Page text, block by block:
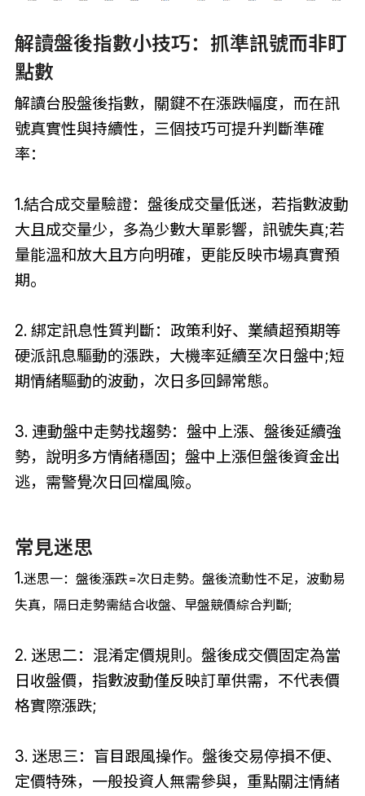
解讀盤後指數小技巧：抓準訊號而非盯
點數
解讀台股盤後指數，關鍵不在漲跌幅度，而在訊
號真實性與持續性，三個技巧可提升判斷準確
率：
1.結合成交量驗證：盤後成交量低迷，若指數波動
大且成交量少，多為少數大單影響，訊號失真;若
量能溫和放大且方向明確，更能反映市場真實預
期。
2. 綁定訊息性質判斷：政策利好、業績超預期等
硬派訊息驅動的漲跌，大機率延續至次日盤中;短
期情緒驅動的波動，次日多回歸常態。
3. 連動盤中走勢找趨勢：盤中上漲、盤後延續強
勢，說明多方情緒穩固；盤中上漲但盤後資金出
逃，需警覺次日回檔風險。
常見迷思
1.迷思一：盤後漲跌=次日走勢。盤後流動性不足，波動易
失真，隔日走勢需結合收盤、早盤競價綜合判斷;
2. 迷思二：混淆定價規則。盤後成交價固定為當
日收盤價，指數波動僅反映訂單供需，不代表價
格實際漲跌;
3. 迷思三：盲目跟風操作。盤後交易停損不便、
定價特殊，一般投資人無需參與，重點關注情緒